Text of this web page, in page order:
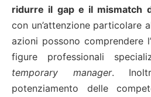
ridurre il gap e il mismatch
con un’attenzione particolare
azioni possono comprendere
figure professionali
temporary manager.
potenziamento delle